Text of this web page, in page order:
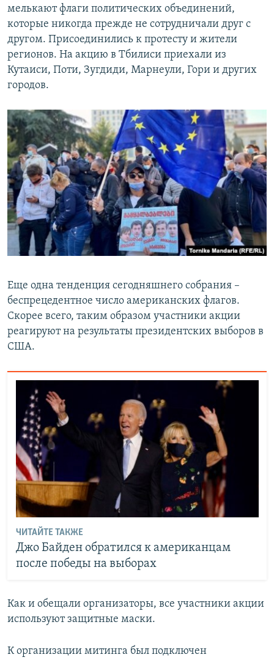
мелькают флаги политических объединений,
которые никогда прежде не сотрудничали друг с
другом. Присоединились к протесту и жители
регионов. На акцию в Тбилиси приехали из
Кутаиси, Поти, Зугдиди, Марнеули, Гори и других
городов.
Еще одна тенденция сегодняшнего собрания –
беспрецедентное число американских флагов.
Скорее всего, таким образом участники акции
реагируют на результаты президентских выборов в
США.
ЧИТАЙТЕ ТАКЖЕ
Джо Байден обратился к американцам
после победы на выборах
Как и обещали организаторы, все участники акции
используют защитные маски.
К организации митинга был подключен